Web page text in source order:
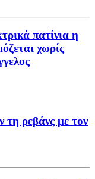
πατίνια η
χωρίς
τη ρεβάνς με τον